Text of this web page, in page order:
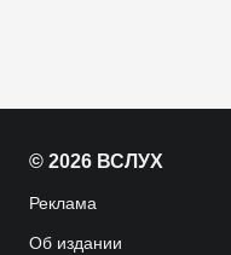
© 2026 ВСЛУХ
Реклама
Об издании